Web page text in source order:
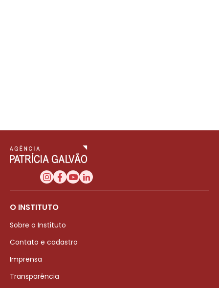
O INSTITUTO
Sobre o Instituto
Contato e cadastro
Imprensa
Transparência